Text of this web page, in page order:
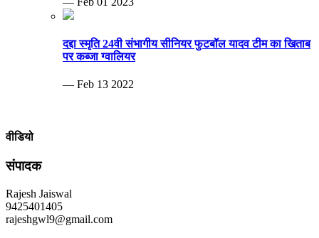
दद्दा स्मृति 24वी संभागीय सीनियर फुटबॉल यादव टीम का खिताब
पर कब्जा ग्वालियर
— Feb 13 2022
वीडियो
संपादक
Rajesh Jaiswal
9425401405
rajeshgwl9@gmail.com